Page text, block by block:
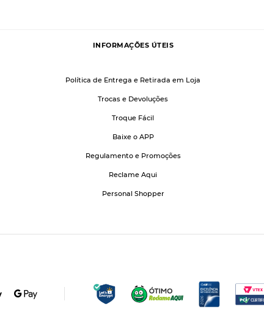
INFORMAÇÕES ÚTEIS
Política de Entrega e Retirada em Loja
Trocas e Devoluções
Troque Fácil
Baixe o APP
Regulamento e Promoções
Reclame Aqui
Personal Shopper